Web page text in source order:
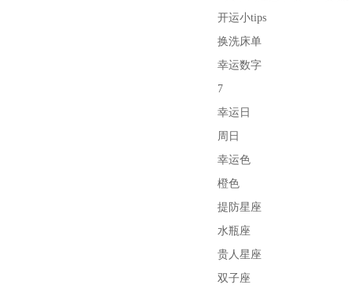
开运小tips
换洗床单
幸运数字
7
幸运日
周日
幸运色
橙色
提防星座
水瓶座
贵人星座
双子座